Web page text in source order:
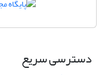
دسترسی سریع